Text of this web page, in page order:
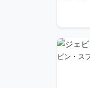
ビン・ス